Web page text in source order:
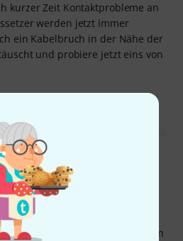
kurzer Zeit Kontaktprobleme an
werden jetzt immer
ein Kabelbruch in der Nähe der
und probiere jetzt eins von
Qualität!
17.01.2023
und Buchse machen einen